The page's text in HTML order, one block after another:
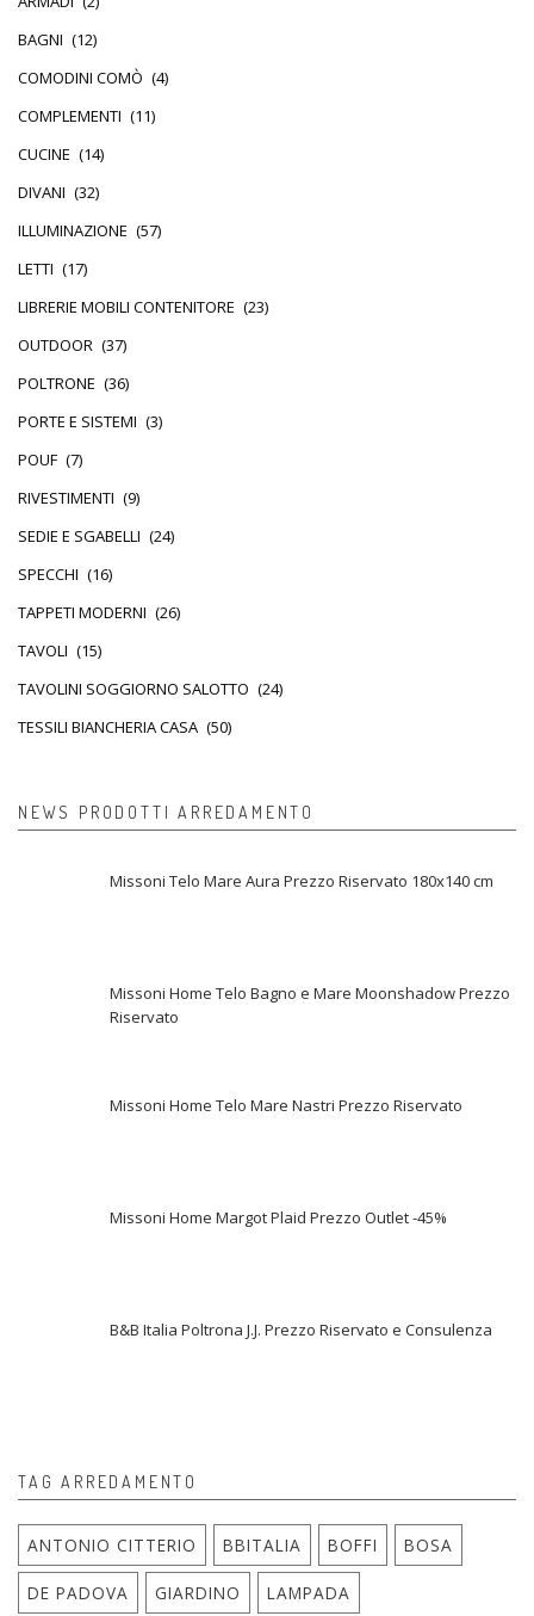
BAGNI (12)
COMODINI COMÒ (4)
COMPLEMENTI (11)
CUCINE (14)
DIVANI (32)
ILLUMINAZIONE (57)
LETTI (17)
LIBRERIE MOBILI CONTENITORE (23)
OUTDOOR (37)
POLTRONE (36)
PORTE E SISTEMI (3)
POUF (7)
RIVESTIMENTI (9)
SEDIE E SGABELLI (24)
SPECCHI (16)
TAPPETI MODERNI (26)
TAVOLI (15)
TAVOLINI SOGGIORNO SALOTTO (24)
TESSILI BIANCHERIA CASA (50)
NEWS PRODOTTI ARREDAMENTO
Missoni Telo Mare Aura Prezzo Riservato 180x140 cm
Missoni Home Telo Bagno e Mare Moonshadow Prezzo
Riservato
Missoni Home Telo Mare Nastri Prezzo Riservato
Missoni Home Margot Plaid Prezzo Outlet -45%
B&B Italia Poltrona J.J. Prezzo Riservato e Consulenza
TAG ARREDAMENTO
ANTONIO CITTERIO BBITALIA BOFFI BOSA
DE PADOVA GIARDINO LAMPADA